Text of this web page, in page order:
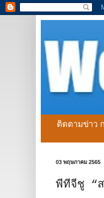
ติดตามข่าว
03 พฤษภาคม 2565
พีทีจีชู “ส